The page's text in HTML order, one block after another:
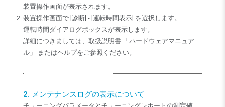
装置操作画面が表示されます。
装置操作画面で [診断] - [運転時間表示] を選択します。
運転時間ダイアログボックスが表示します。
詳細につきましては、取扱説明書 「ハードウェアマニュア
ル」 またはヘルプをご参照ください。
2. メンテナンスログの表示について